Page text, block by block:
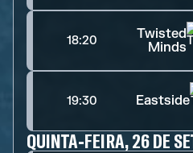
18:20
Twisted
Minds
19:30 Eastside
QUINTA-FEIRA, 26 DE